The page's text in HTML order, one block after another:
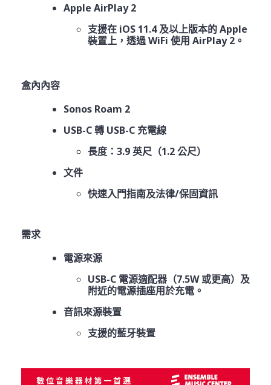
Apple AirPlay 2
支援在 iOS 11.4 及以上版本的 Apple
裝置上，透過 WiFi 使用 AirPlay 2。
盒內內容
Sonos Roam 2
USB-C 轉 USB-C 充電線
長度：3.9 英尺（1.2 公尺）
文件
快速入門指南及法律/保固資訊
需求
電源來源
USB-C 電源適配器（7.5W 或更高）及
附近的電源插座用於充電。
音訊來源裝置
支援的藍牙裝置